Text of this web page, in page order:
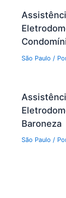
São Paulo /
Baroneza
São Paulo /